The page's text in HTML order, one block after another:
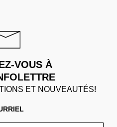
VOUS À
ET NOUVEAUTÉS!